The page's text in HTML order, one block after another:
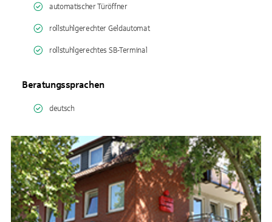
automatischer Türöffner
rollstuhlgerechter Geldautomat
rollstuhlgerechtes SB-Terminal
Beratungssprachen
deutsch